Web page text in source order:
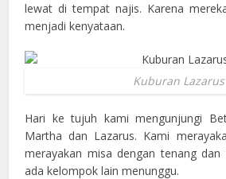
lewat di tempat najis. Karena
menjadi kenyataan.
Kuburan Lazarus
Hari ke tujuh kami mengunjungi
Martha dan Lazarus. Kami
merayakan misa dengan tenang
ada kelompok lain menunggu.